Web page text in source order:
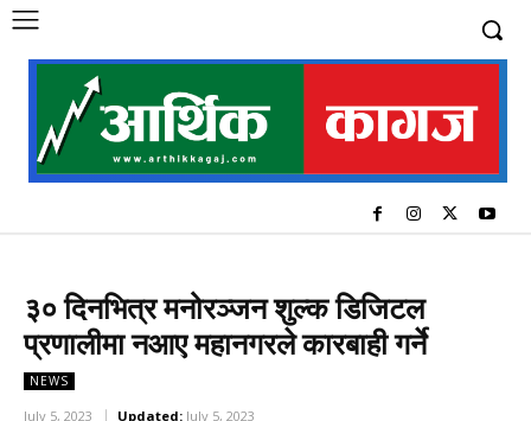
३० दिनभित्र मनोरञ्जन शुल्क डिजिटल
प्रणालीमा नआए महानगरले कारबाही गर्ने
NEWS
July 5, 2023 Updated: July 5, 2023